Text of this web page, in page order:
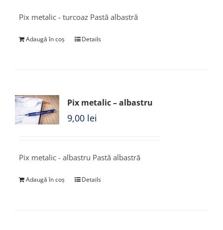
Pix metalic - turcoaz Pastă albastră
Adaugă în coș Details
Pix metalic – albastru
9,00 lei
Pix metalic - albastru Pastă albastră
Adaugă în coș Details